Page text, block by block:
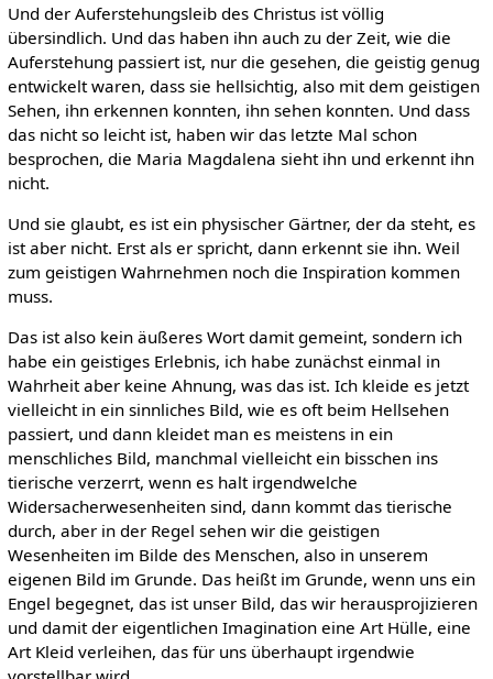
Und der Auferstehungsleib des Christus ist völlig
übersindlich. Und das haben ihn auch zu der Zeit, wie die
Auferstehung passiert ist, nur die gesehen, die geistig genug
entwickelt waren, dass sie hellsichtig, also mit dem geistigen
Sehen, ihn erkennen konnten, ihn sehen konnten. Und dass
das nicht so leicht ist, haben wir das letzte Mal schon
besprochen, die Maria Magdalena sieht ihn und erkennt ihn
nicht.
Und sie glaubt, es ist ein physischer Gärtner, der da steht, es
ist aber nicht. Erst als er spricht, dann erkennt sie ihn. Weil
zum geistigen Wahrnehmen noch die Inspiration kommen
muss.
Das ist also kein äußeres Wort damit gemeint, sondern ich
habe ein geistiges Erlebnis, ich habe zunächst einmal in
Wahrheit aber keine Ahnung, was das ist. Ich kleide es jetzt
vielleicht in ein sinnliches Bild, wie es oft beim Hellsehen
passiert, und dann kleidet man es meistens in ein
menschliches Bild, manchmal vielleicht ein bisschen ins
tierische verzerrt, wenn es halt irgendwelche
Widersacherwesenheiten sind, dann kommt das tierische
durch, aber in der Regel sehen wir die geistigen
Wesenheiten im Bilde des Menschen, also in unserem
eigenen Bild im Grunde. Das heißt im Grunde, wenn uns ein
Engel begegnet, das ist unser Bild, das wir herausprojizieren
und damit der eigentlichen Imagination eine Art Hülle, eine
Art Kleid verleihen, das für uns überhaupt irgendwie